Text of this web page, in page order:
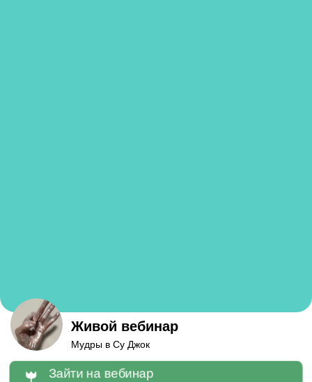
Живой вебинар
Мудры в Су Джок
Зайти на вебинар